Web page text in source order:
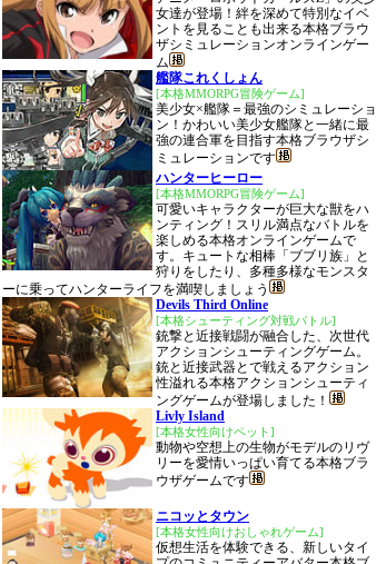
女達が登場！絆を深めて特別なイベ
ントを見ることも出来る本格ブラウ
ザシミュレーションオンラインゲー
ム
艦隊これくしょん
[本格MMORPG冒険ゲーム]
美少女×艦隊＝最強のシミュレーショ
ン！かわいい美少女艦隊と一緒に最
強の連合軍を目指す本格ブラウザシ
ミュレーションです
ハンターヒーロー
[本格MMORPG冒険ゲーム]
可愛いキャラクターが巨大な獣をハ
ンティング！スリル満点なバトルを
楽しめる本格オンラインゲームで
す。キュートな相棒「ブブリ族」と
狩りをしたり、多種多様なモンスタ
ーに乗ってハンターライフを満喫しましょう
Devils Third Online
[本格シューティング対戦バトル]
銃撃と近接戦闘が融合した、次世代
アクションシューティングゲーム。
銃と近接武器とで戦えるアクション
性溢れる本格アクションシューティ
ングゲームが登場しました！
Livly Island
[本格女性向けペット]
動物や空想上の生物がモデルのリヴ
リーを愛情いっぱい育てる本格ブラ
ウザゲームです
ニコッとタウン
[本格女性向けおしゃれゲーム]
仮想生活を体験できる、新しいタイ